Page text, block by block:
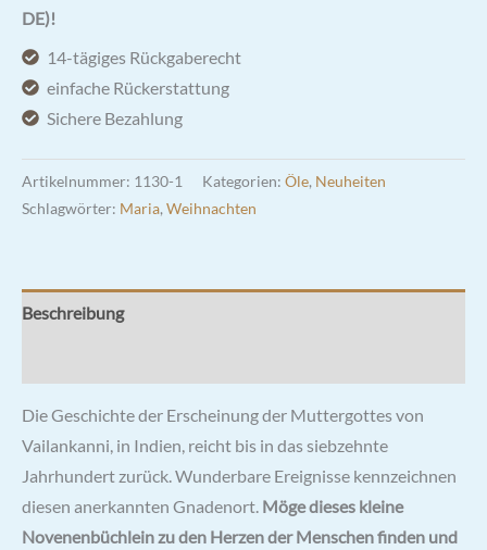
der
DE)!
14-tägiges Rückgaberecht
einfache Rückerstattung
Sichere Bezahlung
Artikelnummer: 1130-1 Kategorien: Öle, Neuheiten
Schlagwörter: Maria, Weihnachten
Beschreibung
Die Geschichte der Erscheinung der Muttergottes von
Vailankanni, in Indien, reicht bis in das siebzehnte
Jahrhundert zurück. Wunderbare Ereignisse kennzeichnen
diesen anerkannten Gnadenort. Möge dieses kleine
Novenenbüchlein zu den Herzen der Menschen finden und